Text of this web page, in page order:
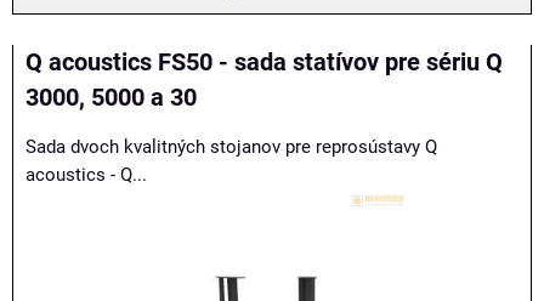
Q acoustics FS50 - sada statívov pre sériu Q
3000, 5000 a 30
Sada dvoch kvalitných stojanov pre reprosústavy Q
acoustics - Q...